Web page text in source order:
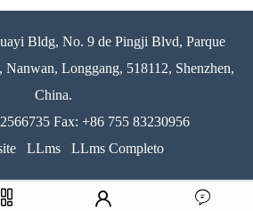
Bldg, No. 9 de Pingji Blvd, Parque
Longgang, 518112, Shenzhen,
China.
Fax: +86 755 83230956
LLms LLms Completo